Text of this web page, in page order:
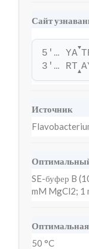
Сайт
5'… YA
▼
3'… RT▲
Источник
SE-буфер B
mM MgCl2; 1
Оптимальная
50 °C